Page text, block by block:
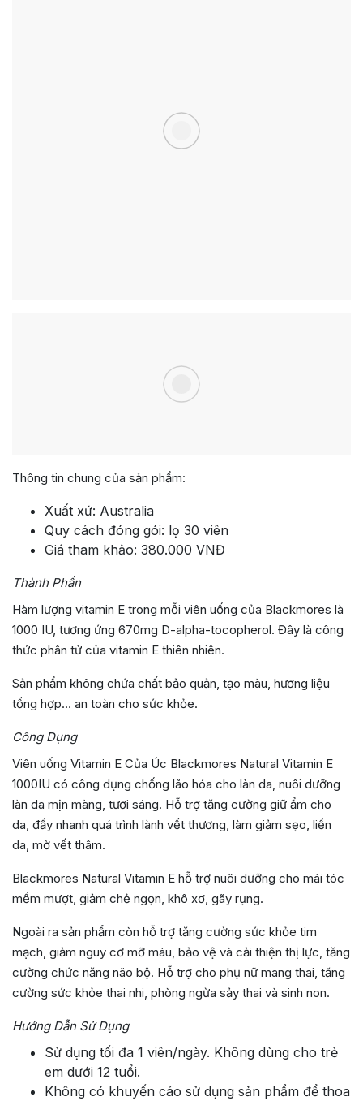
Thông tin chung của sản phẩm:
Xuất xứ: Australia
Quy cách đóng gói: lọ 30 viên
Giá tham khảo: 380.000 VNĐ
Thành Phần
Hàm lượng vitamin E trong mỗi viên uống của Blackmores là
1000 IU, tương ứng 670mg D-alpha-tocopherol. Đây là công
thức phân tử của vitamin E thiên nhiên.
Sản phẩm không chứa chất bảo quản, tạo màu, hương liệu
tổng hợp… an toàn cho sức khỏe.
Công Dụng
Viên uống Vitamin E Của Úc Blackmores Natural Vitamin E
1000IU có công dụng chống lão hóa cho làn da, nuôi dưỡng
làn da mịn màng, tươi sáng. Hỗ trợ tăng cường giữ ẩm cho
da, đẩy nhanh quá trình lành vết thương, làm giảm sẹo, liền
da, mờ vết thâm.
Blackmores Natural Vitamin E hỗ trợ nuôi dưỡng cho mái tóc
mềm mượt, giảm chẻ ngọn, khô xơ, gãy rụng.
Ngoài ra sản phẩm còn hỗ trợ tăng cường sức khỏe tim
mạch, giảm nguy cơ mỡ máu, bảo vệ và cải thiện thị lực, tăng
cường chức năng não bộ. Hỗ trợ cho phụ nữ mang thai, tăng
cường sức khỏe thai nhi, phòng ngừa sảy thai và sinh non.
Hướng Dẫn Sử Dụng
Sử dụng tối đa 1 viên/ngày. Không dùng cho trẻ
em dưới 12 tuổi.
Không có khuyến cáo sử dụng sản phẩm để thoa